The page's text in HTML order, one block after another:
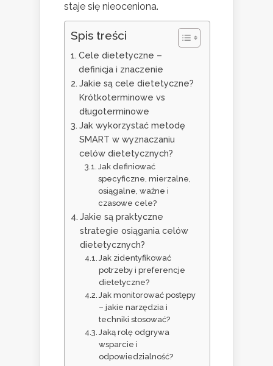
staje się nieoceniona.
Spis treści
Cele dietetyczne –
definicja i znaczenie
Jakie są cele dietetyczne?
Krótkoterminowe vs
długoterminowe
Jak wykorzystać metodę
SMART w wyznaczaniu
celów dietetycznych?
Jak definiować
specyficzne, mierzalne,
osiągalne, ważne i
czasowe cele?
Jakie są praktyczne
strategie osiągania celów
dietetycznych?
Jak zidentyfikować
potrzeby i preferencje
dietetyczne?
Jak monitorować postępy
– jakie narzędzia i
techniki stosować?
Jaką rolę odgrywa
wsparcie i
odpowiedzialność?